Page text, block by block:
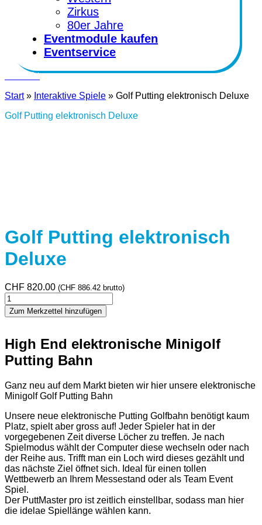
Zirkus
80er Jahre
Eventmodule kaufen
Eventservice
Kontakt
Start» Interaktive Spiele » Golf Putting elektronisch Deluxe
Golf Putting elektronisch Deluxe
Golf Putting elektronisch
Deluxe
CHF 820.00 (CHF 886.42 brutto)
Golf
Putting
elektronisch
Menge
Zum Merkzettel hinzufügen
High End elektronische Minigolf
Putting Bahn
Ganz neu auf dem Markt bieten wir hier unsere elektronische
Minigolf Golf Putting Bahn
Unsere neue elektronische Putting Golfbahn benötigt kaum
Platz, spielt aber gross auf! Jeder Spieler hat in der
vorgegebenen Zeit diverse Löcher zu treffen. Je nach
Spielmodus wählt der Computer diese wechseln oder nach
der Reihe aus. Trifft man ein Loch wird dieses gezählt und
das nächste Ziel öffnet sich. Ideal für einen tollen
Wettbewerb an Ihrem Messestand oder als Team Event
Spiel.
Der PuttMaster pro ist zeitlich einstellbar, sodass man hier
die idelae Spiellänge wählen kann.